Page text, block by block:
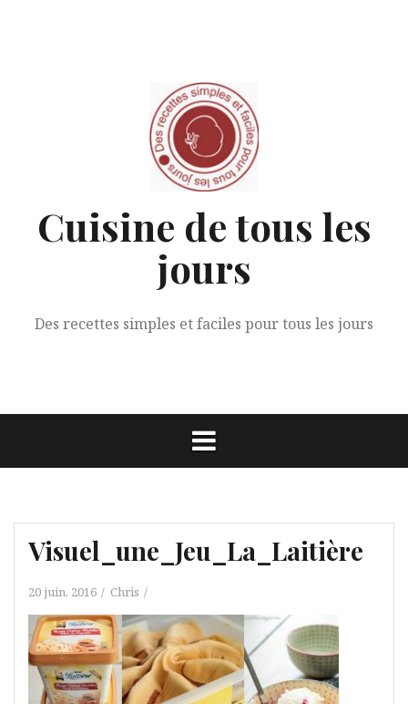
Cuisine de tous les
jours
Des recettes simples et faciles pour tous les jours
Visuel_une_Jeu_La_Laitière
20 juin, 2016 Chris